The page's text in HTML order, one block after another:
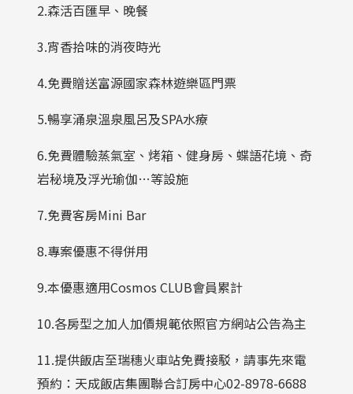
2.森活百匯早、晚餐
3.宵香拾味的消夜時光
4.免費贈送富源國家森林遊樂區門票
5.暢享涌泉溫泉風呂及SPA水療
6.免費體驗蒸氣室、烤箱、健身房、蝶語花境、奇
岩秘境及浮光瑜伽…等設施
7.免費客房Mini Bar
8.專案優惠不得併用
9.本優惠適用Cosmos CLUB會員累計
10.各房型之加人加價規範依照官方網站公告為主
11.提供飯店至瑞穗火車站免費接駁，請事先來電
預約：天成飯店集團聯合訂房中心02-8978-6688